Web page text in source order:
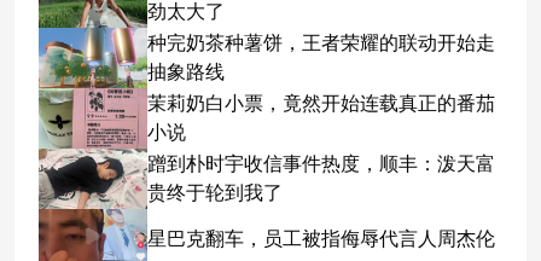
劲太大了
种完奶茶种薯饼，王者荣耀的联动开始走
抽象路线
茉莉奶白小票，竟然开始连载真正的番茄
小说
蹭到朴时宇收信事件热度，顺丰：泼天富
贵终于轮到我了
星巴克翻车，员工被指侮辱代言人周杰伦